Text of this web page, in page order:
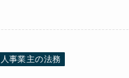
事業主の法務